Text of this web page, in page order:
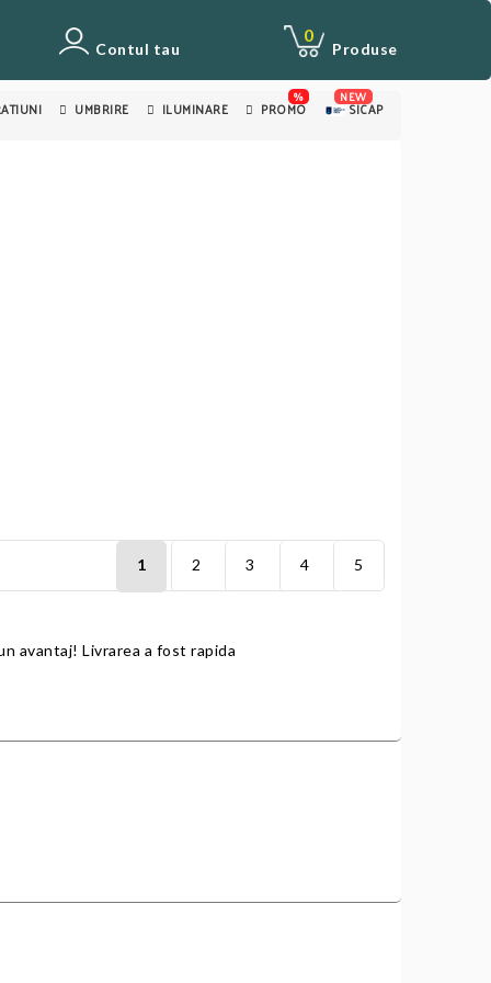
Contul tau Produse
0
UMBRIRE ILUMINARE PROMO
%
SICAP
NEW
1 2 3 4 5
avantaj! Livrarea a fost rapida